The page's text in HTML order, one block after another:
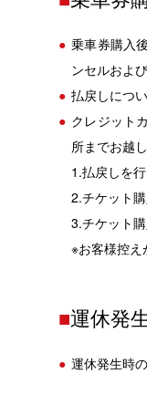
乗車券購入
ンセルおよ
払戻しにつ
クレジット
所までお越
1.払戻しを
2.チケット
3.チケット
※お客様控え
■運休発
運休発生時